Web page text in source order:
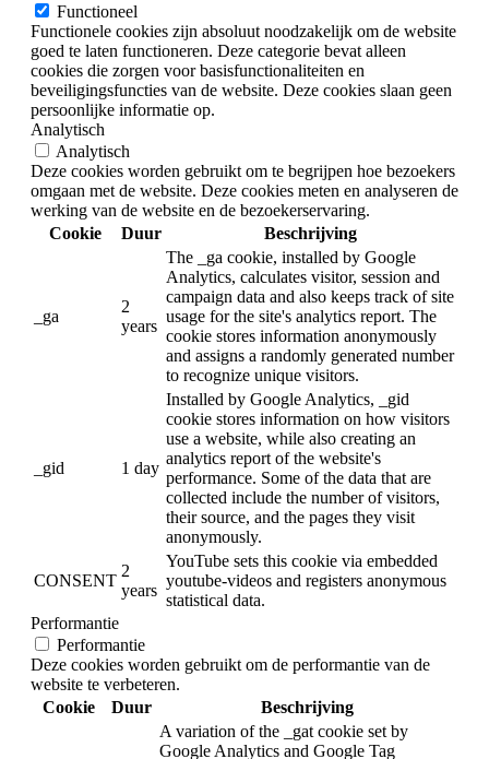
Functioneel
Functionele cookies zijn absoluut noodzakelijk om de website
goed te laten functioneren. Deze categorie bevat alleen
cookies die zorgen voor basisfunctionaliteiten en
beveiligingsfuncties van de website. Deze cookies slaan geen
persoonlijke informatie op.
Analytisch
Analytisch
Deze cookies worden gebruikt om te begrijpen hoe bezoekers
omgaan met de website. Deze cookies meten en analyseren de
werking van de website en de bezoekerservaring.
Cookie
Duur Beschrijving
_ga
2
years
The _ga cookie, installed by Google
Analytics, calculates visitor, session and
campaign data and also keeps track of site
usage for the site's analytics report. The
cookie stores information anonymously
and assigns a randomly generated number
to recognize unique visitors.
_gid 1 day
Installed by Google Analytics, _gid
cookie stores information on how visitors
use a website, while also creating an
analytics report of the website's
performance. Some of the data that are
collected include the number of visitors,
their source, and the pages they visit
anonymously.
CONSENT
2
years
YouTube sets this cookie via embedded
youtube-videos and registers anonymous
statistical data.
Performantie
Performantie
Deze cookies worden gebruikt om de performantie van de
website te verbeteren.
Cookie
Duur
Beschrijving
A variation of the _gat cookie set by
Google Analytics and Google Tag